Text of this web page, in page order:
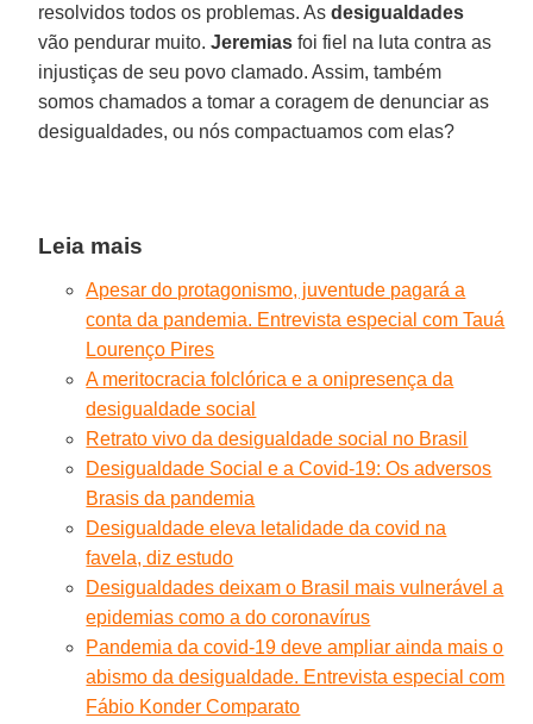
resolvidos todos os problemas. Asdesigualdades
vão pendurar muito.Jeremias foi fiel na luta contra as
injustiças de seu povo clamado. Assim, também
somos chamados a tomar a coragem de denunciar as
desigualdades, ou nós compactuamos com elas?
Leia mais
Apesar do protagonismo, juventude pagará a
conta da pandemia. Entrevista especial com Tauá
Lourenço Pires
A meritocracia folclórica e a onipresença da
desigualdade social
Retrato vivo da desigualdade social no Brasil
Desigualdade Social e a Covid-19: Os adversos
Brasis da pandemia
Desigualdade eleva letalidade da covid na
favela, diz estudo
Desigualdades deixam o Brasil mais vulnerável a
epidemias como a do coronavírus
Pandemia da covid-19 deve ampliar ainda mais o
abismo da desigualdade. Entrevista especial com
Fábio Konder Comparato